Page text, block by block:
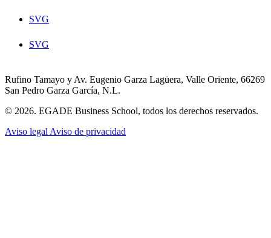
SVG
SVG
Rufino Tamayo y Av. Eugenio Garza Lagüera, Valle Oriente, 66269
San Pedro Garza García, N.L.
© 2026. EGADE Business School, todos los derechos reservados.
Aviso legal Aviso de privacidad